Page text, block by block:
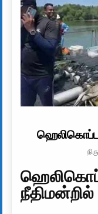
ஹெலிகொப்டர்
நீதிமன்றில்